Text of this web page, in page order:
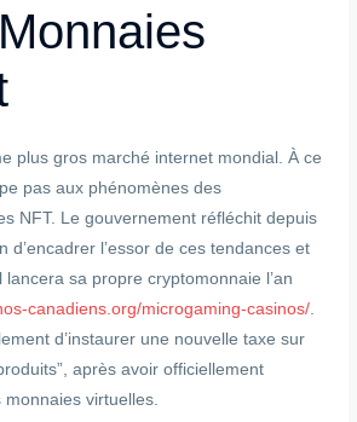
plus gros marché internet mondial. À ce
pas aux phénomènes des
NFT. Le gouvernement réfléchit depuis
d’encadrer l’essor de ces tendances et
lancera sa propre cryptomonnaie l’an
canadiens.org/microgaming-casinos/
d’instaurer une nouvelle taxe sur
après avoir officiellement
monnaies virtuelles.